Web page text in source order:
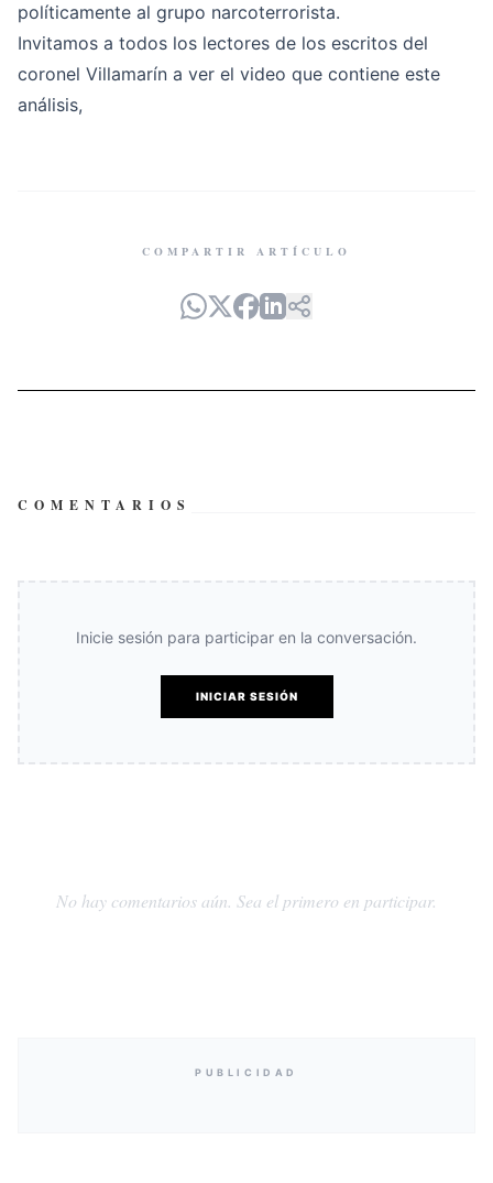
políticamente al grupo narcoterrorista.
Invitamos a todos los lectores de los escritos del
coronel Villamarín a ver el video que contiene este
análisis,
COMPARTIR ARTÍCULO
COMENTARIOS
Inicie sesión para participar en la conversación.
INICIAR SESIÓN
No hay comentarios aún. Sea el primero en participar.
PUBLICIDAD